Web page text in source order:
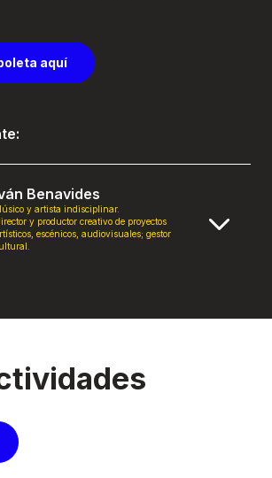
aquí
Benavides
y artista indisciplinar.
y productor creativo de proyectos
escénicos, audiovisuales; gestor